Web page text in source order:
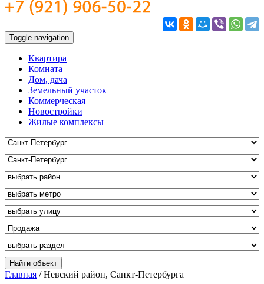
Toggle navigation
Квартира
Комната
Дом, дача
Земельный участок
Коммерческая
Новостройки
Жилые комплексы
Главная / Невский район, Санкт-Петербурга